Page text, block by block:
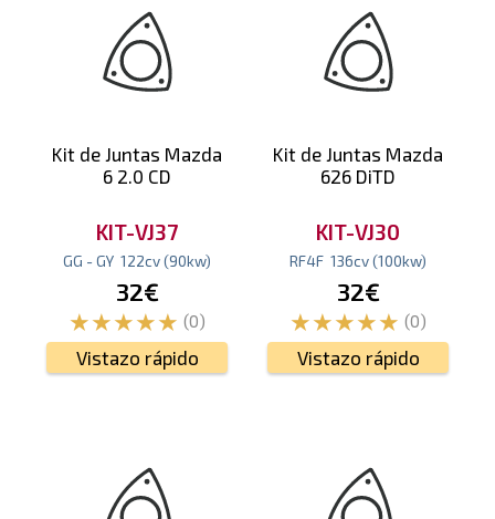
Kit de Juntas Mazda
6 2.0 CD
KIT-VJ37
GG - GY 122cv(90kw)
32€
(0)
Vistazo rápido
Kit de Juntas Mazda
626 DiTD
KIT-VJ30
RF4F 136cv(100kw)
32€
(0)
Vistazo rápido